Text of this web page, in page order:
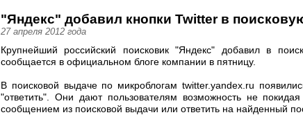
"Яндекс" добавил кнопки Twitter в
27 апреля 2012 года
Крупнейший российский поисковик "Яндекс" добавил в
сообщается в официальном блоге компании в пятницу.
В поисковой выдаче по микроблогам twitter.yandex.ru
"ответить". Они дают пользователям возможность не
сообщением из поисковой выдачи или ответить на найденный